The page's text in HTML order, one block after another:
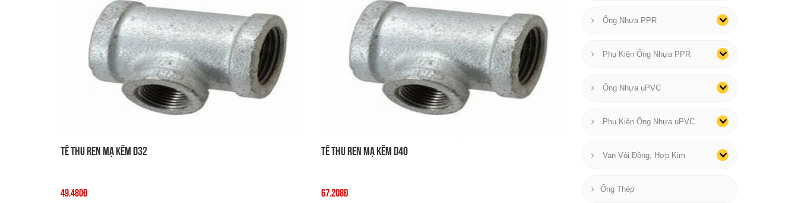
Tê thu ren mạ kẽm D32
49.480đ
Tê thu ren mạ kẽm D40
67.208đ
Ống Nhựa PPR
Phụ Kiện Ống Nhựa PPR
Ống Nhựa uPVC
Phụ Kiện Ống Nhựa uPVC
Van Vòi Đồng, Hợp Kim
Ống Thép